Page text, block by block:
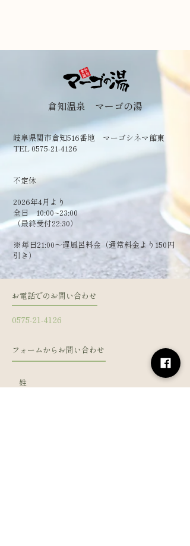
倉知温泉 マーゴの湯
岐阜県関市倉知516番地 マーゴシネマ館東
TEL 0575-21-4126
​不定休
2026年4月より
全日 10:00~23:00
（最終受付22:30）
​※毎日21:00～遅風呂料金（通常料金より150円
引き）
お電話でのお問い合わせ
0575-21-4126
フォームからお問い合わせ
姓